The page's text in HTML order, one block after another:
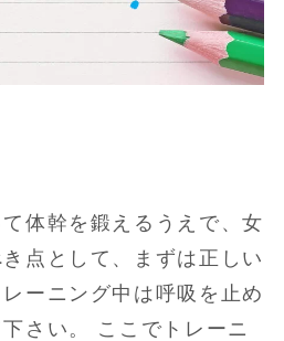
体幹を鍛えるうえで、女
点として、まずは正しい
ーニング中は呼吸を止め
さい。 ここでトレーニ